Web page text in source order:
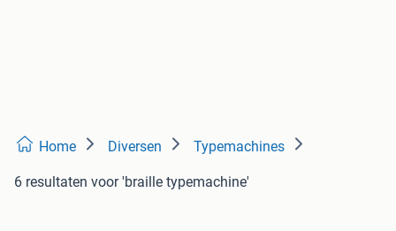
Home Diversen Typemachines
6 resultaten voor 'braille typemachine'